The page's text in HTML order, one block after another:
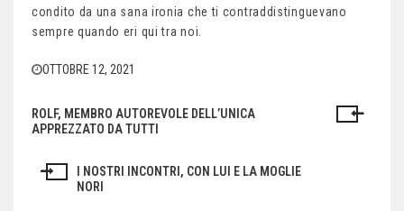
condito da una sana ironia che ti contraddistinguevano
sempre quando eri qui tra noi.
OTTOBRE 12, 2021
Navigazione
ROLF, MEMBRO AUTOREVOLE DELL’UNICA
APPREZZATO DA TUTTI
I NOSTRI INCONTRI, CON LUI E LA MOGLIE
NORI